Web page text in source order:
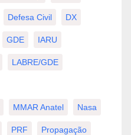
Defesa Civil DX
GDE IARU
LABRE/GDE
MMAR Anatel Nasa
PRF Propagação